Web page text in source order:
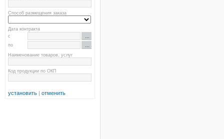
Способ размещения заказа
Дата контракта
с
по
Наименование товаров, услуг
Код продукции по ОКП
установить | отменить